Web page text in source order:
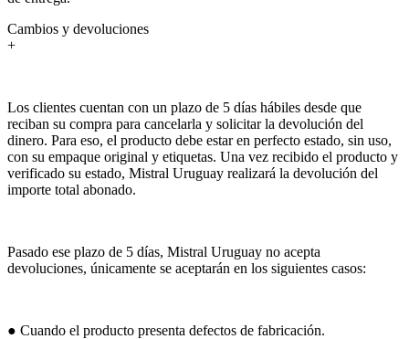
Cambios y devoluciones
+
Los clientes cuentan con un plazo de 5 días hábiles desde que
reciban su compra para cancelarla y solicitar la devolución del
dinero. Para eso, el producto debe estar en perfecto estado, sin uso,
con su empaque original y etiquetas. Una vez recibido el producto y
verificado su estado, Mistral Uruguay realizará la devolución del
importe total abonado.
Pasado ese plazo de 5 días, Mistral Uruguay no acepta
devoluciones, únicamente se aceptarán en los siguientes casos:
● Cuando el producto presenta defectos de fabricación.